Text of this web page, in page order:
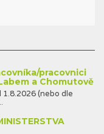
pracovnici
a Chomutově
(nebo dle